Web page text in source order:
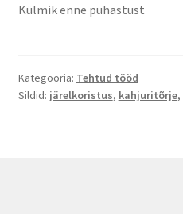
Külmik enne puhastust
Kategooria: Tehtud tööd
Sildid: järelkoristus, kahjuritõrje,